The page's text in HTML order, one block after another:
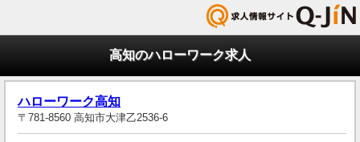
高知のハローワーク求人
ハローワーク高知
〒781-8560 高知市大津乙2536-6